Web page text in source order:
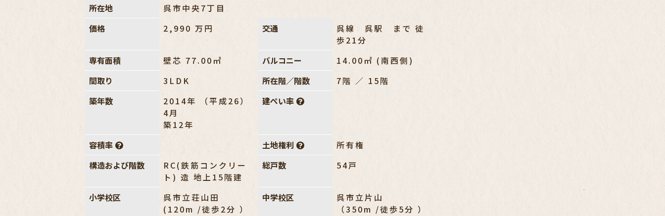
所在地
呉市中央7丁目
価格
2,990 万円 交通
呉線 呉駅 まで 徒
歩21分
専有面積
壁芯 77.00㎡ バルコニー
14.00㎡ (南西側)
間取り
3LDK 所在階／階数
7階 ／ 15階
築年数
2014年 （平成26）
4月
築12年
建ぺい率
容積率 土地権利
所有権
構造および階数
RC(鉄筋コンクリー
ト) 造 地上15階建
総戸数 54戸
小学校区
呉市立荘山田
(120m /徒歩2分 ）
中学校区
呉市立片山
（350m /徒歩5分 ）